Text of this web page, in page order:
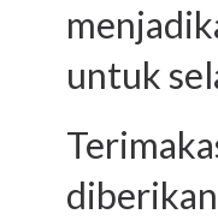
untuk